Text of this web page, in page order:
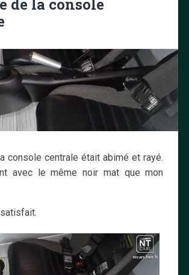
de la console
console centrale était abimé et rayé.
avec le même noir mat que mon